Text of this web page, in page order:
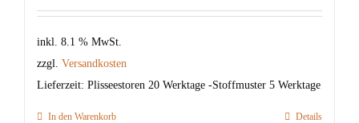
inkl. 8.1 % MwSt.
zzgl. Versandkosten
Lieferzeit: Plisseestoren 20 Werktage -Stoffmuster 5 Werktage
In den Warenkorb Details